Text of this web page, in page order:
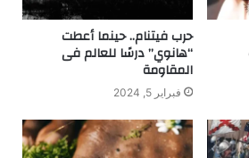
حرب فيتنام.. حينما أعطت
“هانوي” درسًا للعالم فى
المقاومة
فبراير 5, 2024